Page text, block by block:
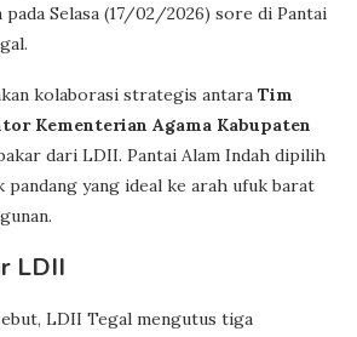
pada Selasa (17/02/2026) sore di Pantai
kolaborasi strategis antara Tim
Kementerian Agama Kabupaten
dari LDII. Pantai Alam Indah dipilih
yang ideal ke arah ufuk barat
LDII
LDII Tegal mengutus tiga